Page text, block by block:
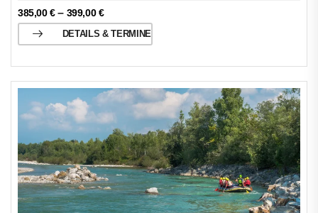
385,00€– 399,00€
DETAILS & TERMINE